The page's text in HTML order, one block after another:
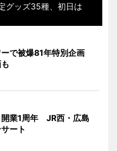
グッズ35種、初日は
で被爆81年特別企画
開業1周年 JR西・広島
ート